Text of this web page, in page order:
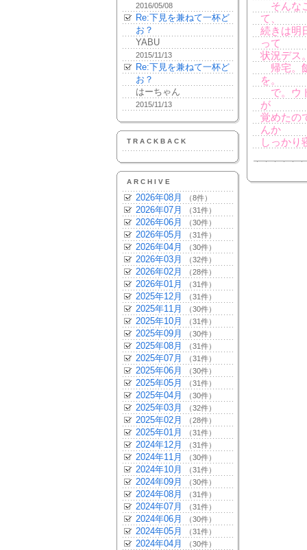
2016/05/08
Re:下見を兼ねて一杯ど
お？
YABU
2015/11/13
Re:下見を兼ねて一杯ど
お？
はーちゃん
2015/11/13
TRACKBACK
ARCHIVE
2026年08月 （8件）
2026年07月 （31件）
2026年06月 （30件）
2026年05月 （31件）
2026年04月 （30件）
2026年03月 （32件）
2026年02月 （28件）
2026年01月 （31件）
2025年12月 （31件）
2025年11月 （30件）
2025年10月 （31件）
2025年09月 （30件）
2025年08月 （31件）
2025年07月 （31件）
2025年06月 （30件）
2025年05月 （31件）
2025年04月 （30件）
2025年03月 （32件）
2025年02月 （28件）
2025年01月 （31件）
2024年12月 （31件）
2024年11月 （30件）
2024年10月 （31件）
2024年09月 （30件）
2024年08月 （31件）
2024年07月 （31件）
2024年06月 （30件）
2024年05月 （31件）
2024年04月 （30件）
そんな
て、
続きは明
って
状況デス
帰宅。
を。
で。ウ
が
覚めたの
んか
しっかり